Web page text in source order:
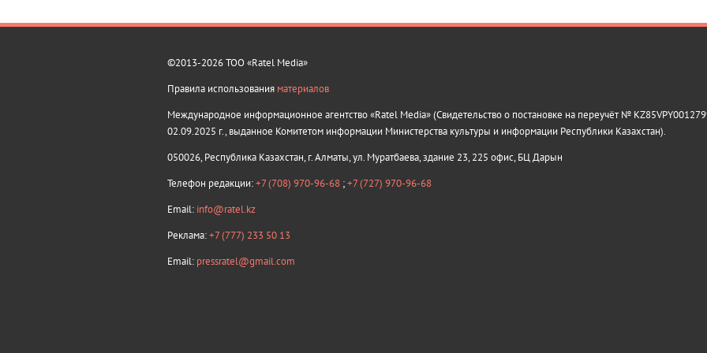
©2013-2026 ТОО «Ratel Media»
Правила использования материалов
Международное информационное агентство «Ratel Media» (Свидетельство о постановке на переучёт №
02.09.2025 г., выданное Комитетом информации Министерства культуры и информации Республики Казахстан).
050026, Республика Казахстан, г. Алматы, ул. Муратбаева, здание 23, 225 офис, БЦ Дарын
Телефон редакции:+7 (708) 970-96-68 ;+7 (727) 970-96-68
Email: info@ratel.kz
Реклама:+7 (777) 233 50 13
Email: pressratel@gmail.com